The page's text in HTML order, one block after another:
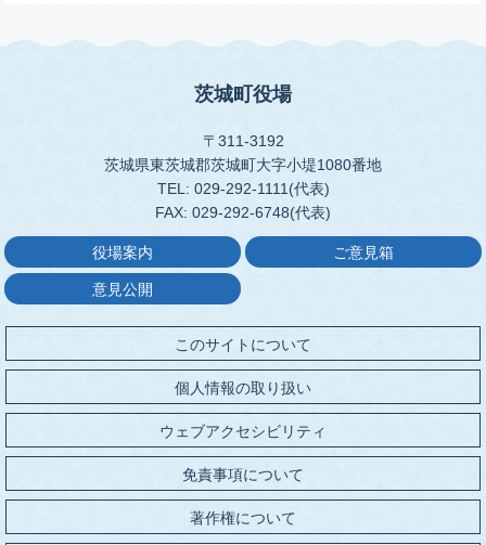
茨城町役場
〒311-3192
茨城県東茨城郡茨城町大字小堤1080番地
TEL: 029-292-1111(代表)
FAX: 029-292-6748(代表)
役場案内 ご意見箱
意見公開
このサイトについて
個人情報の取り扱い
ウェブアクセシビリティ
免責事項について
著作権について